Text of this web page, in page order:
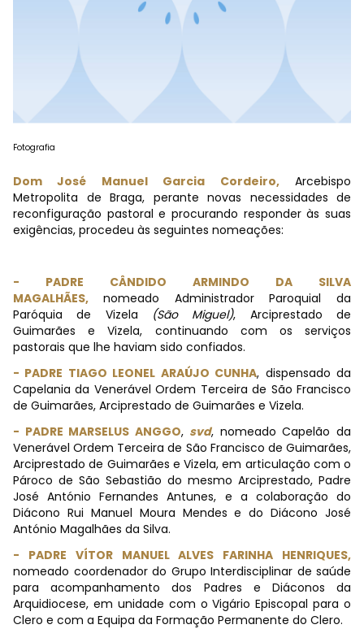
Fotografia
Dom José Manuel Garcia Cordeiro,Arcebispo
Metropolita de Braga, perante novas necessidades de
reconfiguração pastoral e procurando responder às suas
exigências, procedeu às seguintes nomeações:
- PADRE CÂNDIDO ARMINDO DA SILVA
MAGALHÃES, nomeado Administrador Paroquial da
Paróquia de Vizela (São Miguel), Arciprestado de
Guimarães e Vizela, continuando com os serviços
pastorais que lhe haviam sido confiados.
- PADRE TIAGO LEONEL ARAÚJO CUNHA, dispensado da
Capelania da Venerável Ordem Terceira de São Francisco
de Guimarães, Arciprestado de Guimarães e Vizela.
- PADRE MARSELUS ANGGO, svd, nomeado Capelão da
Venerável Ordem Terceira de São Francisco de Guimarães,
Arciprestado de Guimarães e Vizela, em articulação com o
Pároco de São Sebastião do mesmo Arciprestado, Padre
José António Fernandes Antunes, e a colaboração do
Diácono Rui Manuel Moura Mendes e do Diácono José
António Magalhães da Silva.
- PADRE VÍTOR MANUEL ALVES FARINHA HENRIQUES,
nomeado coordenador do Grupo Interdisciplinar de saúde
para acompanhamento dos Padres e Diáconos da
Arquidiocese, em unidade com o Vigário Episcopal para o
Clero e com a Equipa da Formação Permanente do Clero.